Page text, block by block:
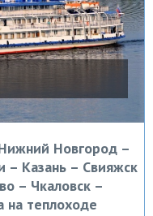
Новгород –
– Казань – Свияжск
– Чкаловск –
на теплоходе